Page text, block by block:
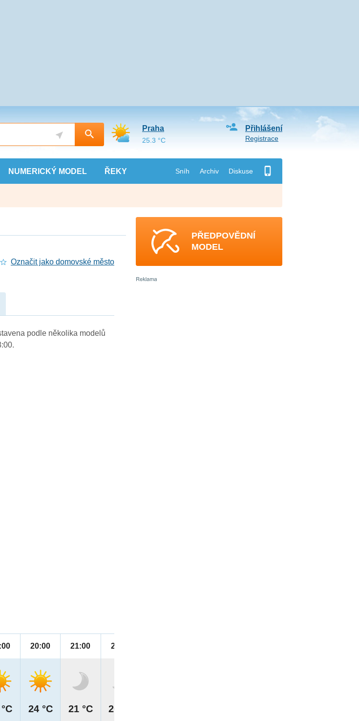
NUMERICKÝ MODEL ŘEKY Sníh Archiv Diskuse
Přihlášení
Registrace
Praha
25.3 °C
Označit jako domovské město
podle několika modelů
20:00
24 °C
21:00
21 °C
22:00
20 °C
PŘEDPOVĚDNÍ
MODEL